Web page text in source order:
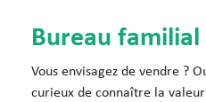
Bureau
Vous envisagez de vendre ?
curieux de connaître la